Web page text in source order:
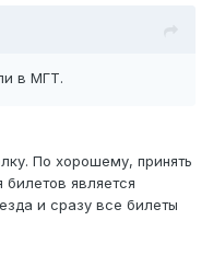
в МГТ.
По хорошему, принять
билетов является
и сразу все билеты